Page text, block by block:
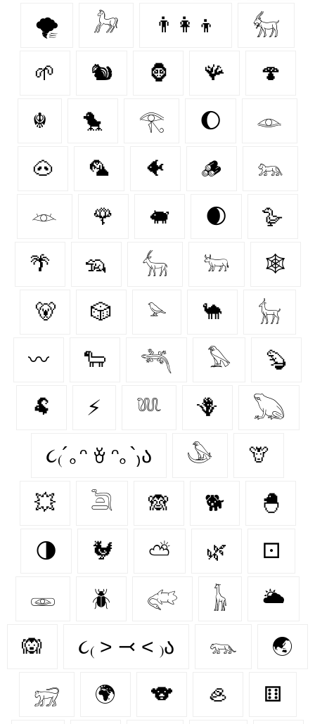
🌪️ 𓃗 👨‍👩‍👦 𓃶
🌱 🐿 🦍 🪸 🍄‍
☬ 🐤 𓂀 🌔 𓁼
🐽 🦜 🐠 🪵 𓃬
𓁺 🌹 🐖 🌒 🪿
🌴 🦡 𓃲 𓃽 🕸️
🐻 🎲 𓅫 🐪 𓃴
〰️ 🐑 𓆈 𓅃 🦫
🐏 ⚡ 𓆚 🪻 𓆏
૮₍´｡ᵔ ꈊ ᵔ｡`₎ა 𓅇 🦒
💥 𓆖 🙈 🐕 🐣
🌗 🐓 ⛅ 🌿 ⚀
𓁾 🪲 𓅾 𓃱 🌥️
🙉 ૮₍ ˃ ⤙ ˂ ₎ა 𓃮 🌏
𓃸 🌍 🐨 🦪 ⚅